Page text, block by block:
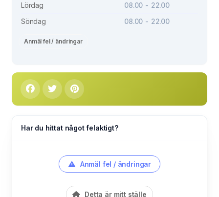
Lördag
08.00 - 22.00
Söndag
08.00 - 22.00
Anmäl fel / ändringar
Har du hittat något felaktigt?
Anmäl fel / ändringar
Detta är mitt ställe